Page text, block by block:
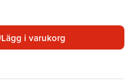
Lägg i varukorg